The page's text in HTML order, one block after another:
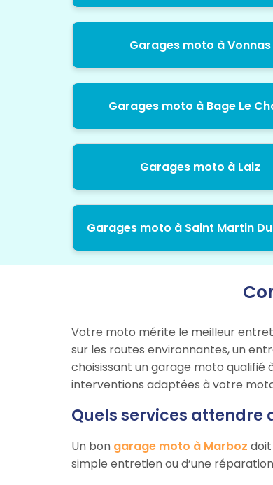
Garages moto à Vonnas
Garages moto à Bage Le
Garages moto à Laiz
Garages moto à Saint Martin
Votre moto mérite le meilleur
sur les routes environnantes, un
choisissant un garage moto qualifié
interventions adaptées à votre
Quels services attendre
Un bon garage moto à Marboz
simple entretien ou d’une